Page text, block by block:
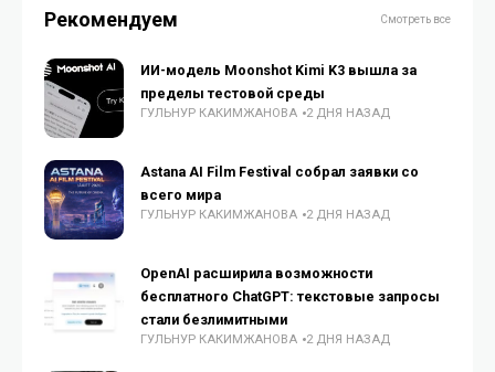
Рекомендуем Смотреть все
ИИ-модель Moonshot Kimi K3 вышла за
пределы тестовой среды
ГУЛЬНУР КАКИМЖАНОВА 2 ДНЯ НАЗАД
Astana AI Film Festival собрал заявки со
всего мира
ГУЛЬНУР КАКИМЖАНОВА 2 ДНЯ НАЗАД
OpenAI расширила возможности
бесплатного ChatGPT: текстовые запросы
стали безлимитными
ГУЛЬНУР КАКИМЖАНОВА 2 ДНЯ НАЗАД